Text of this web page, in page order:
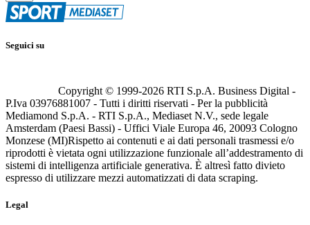
Seguici su
Copyright © 1999-2026 RTI S.p.A. Business Digital -
P.Iva 03976881007 - Tutti i diritti riservati - Per la pubblicità
Mediamond S.p.A. - RTI S.p.A., Mediaset N.V., sede legale
Amsterdam (Paesi Bassi) - Uffici Viale Europa 46, 20093 Cologno
Monzese (MI)Rispetto ai contenuti e ai dati personali trasmessi e/o
riprodotti è vietata ogni utilizzazione funzionale all’addestramento di
sistemi di intelligenza artificiale generativa. È altresì fatto divieto
espresso di utilizzare mezzi automatizzati di data scraping.
Legal